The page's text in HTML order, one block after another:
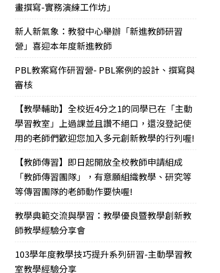
畫撰寫-實務演練工作坊」
新人新氣象：教發中心舉辦「新進教師研習
營」喜迎本年度新進教師
PBL教案寫作研習營- PBL案例的設計、撰寫與
審核
【教學輔助】全校近4分之1的同學已在「主動
學習教室」上過課並且讚不絕口，還沒登記使
用的老師們歡迎您加入多元創新教學的行列喔!
【教師傳習】即日起開放全校教師申請組成
「教師傳習團隊」，有意願組織教學、研究等
等傳習團隊的老師動作要快喔!
教學典範交流與學習：教學優良暨教學創新教
師教學經驗分享會
103學年度教學技巧提升系列研習-主動學習教
室教學經驗分享